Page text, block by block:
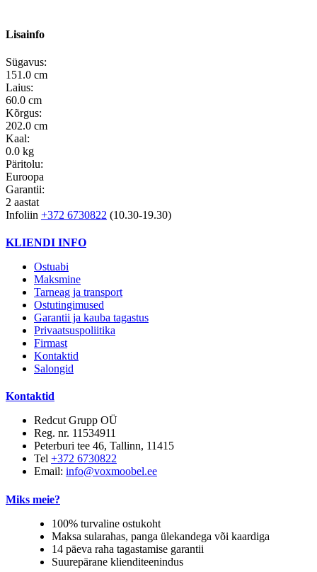
Lisainfo
Sügavus:
151.0 cm
Laius:
60.0 cm
Kõrgus:
202.0 cm
Kaal:
0.0 kg
Päritolu:
Euroopa
Garantii:
2 aastat
Infoliin +372 6730822 (10.30-19.30)
KLIENDI INFO
Ostuabi
Maksmine
Tarneag ja transport
Ostutingimused
Garantii ja kauba tagastus
Privaatsuspoliitika
Firmast
Kontaktid
Salongid
Kontaktid
Redcut Grupp OÜ
Reg. nr. 11534911
Peterburi tee 46, Tallinn, 11415
Tel +372 6730822
Email: info@voxmoobel.ee
Miks meie?
100% turvaline ostukoht
Maksa sularahas, panga ülekandega või kaardiga
14 päeva raha tagastamise garantii
Suurepärane klienditeenindus